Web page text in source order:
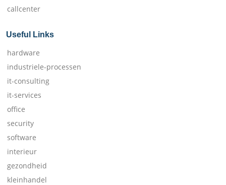
callcenter
Useful Links
hardware
industriele-processen
it-consulting
it-services
office
security
software
interieur
gezondheid
kleinhandel